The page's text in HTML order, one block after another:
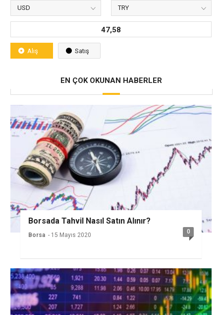
47,58
Alış Satış
EN ÇOK OKUNAN HABERLER
Borsada Tahvil Nasıl Satın Alınır?
Borsa - 15 Mayıs 2020 0